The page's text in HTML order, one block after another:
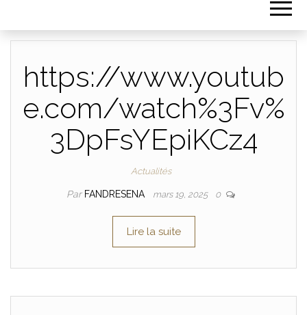
https://www.youtub
e.com/watch%3Fv%
3DpFsYEpiKCz4
Actualités
Par FANDRESENA mars 19, 2025 0
Lire la suite